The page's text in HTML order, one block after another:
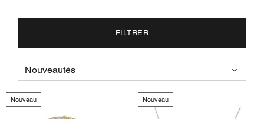
FILTRER
Nouveau Nouveau